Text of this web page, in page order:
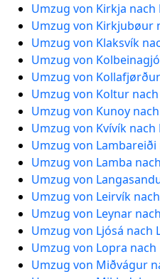
Umzug von Kirkja nach
Umzug von Kirkjubøur
Umzug von Klaksvík
Umzug von
Umzug von
Umzug von Koltur
Umzug von Kunoy
Umzug von Kvívík nach
Umzug von
Umzug von Lamba
Umzug von
Umzug von Leirvík
Umzug von Leynar
Umzug von Ljósá nach
Umzug von Lopra nach
Umzug von Miðvágur